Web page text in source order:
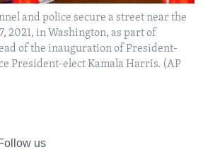
and police secure a street near the
2021, in Washington, as part of
of the inauguration of President-
President-elect Kamala Harris. (AP
us